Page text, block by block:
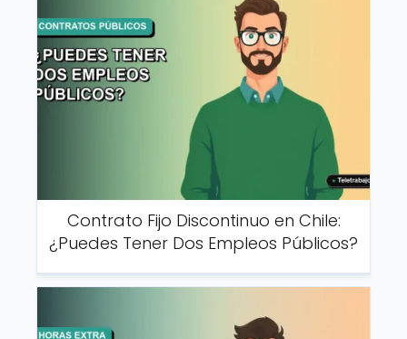
Contrato Fijo Discontinuo en Chile:
¿Puedes Tener Dos Empleos Públicos?